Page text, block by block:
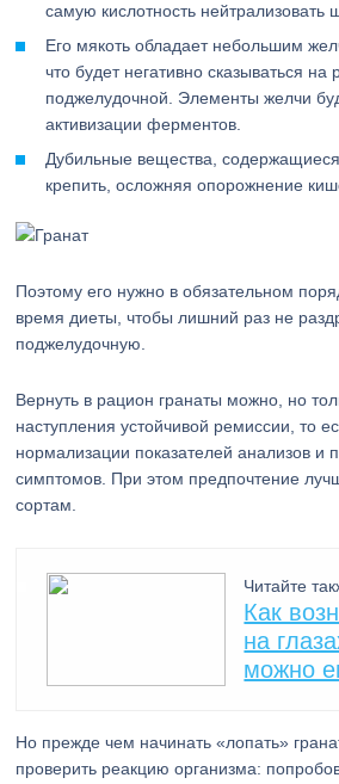
самую кислотность нейтрализовать
Его мякоть обладает небольшим
что будет негативно сказываться на
поджелудочной. Элементы желчи
активизации ферментов.
Дубильные вещества,
крепить, осложняя опорожнение
Поэтому его нужно в обязательном
время диеты, чтобы лишний раз не
поджелудочную.
Вернуть в рацион гранаты можно, но
наступления устойчивой ремиссии, то
нормализации показателей анализов и
симптомов. При этом предпочтение
сортам.
Читайте
Как
на
можно
Но прежде чем начинать «лопать»
проверить реакцию организма: